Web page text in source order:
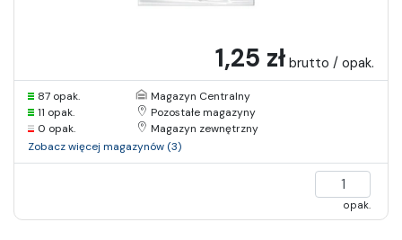
1,25 zł brutto / opak.
87 opak.
Magazyn Centralny
11 opak.
Pozostałe magazyny
0 opak.
Magazyn zewnętrzny
Zobacz więcej magazynów (3)
opak.